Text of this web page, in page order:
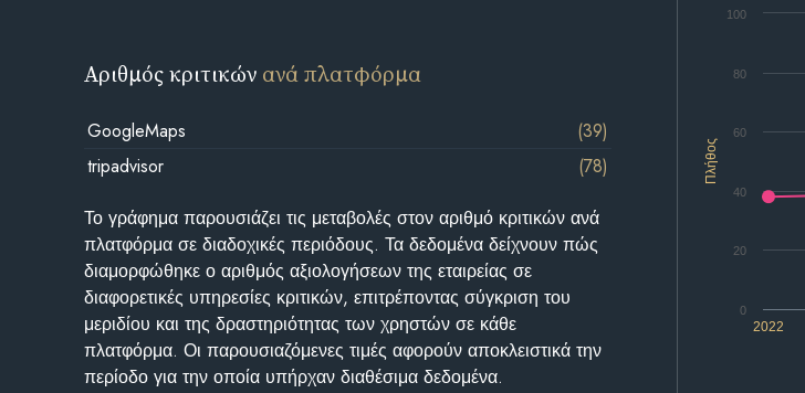
Πλήθος
2022
20
40
60
80
0
100
Αριθμός κριτικών ανά πλατφόρμα
GoogleMaps
(39)
tripadvisor
(78)
Το γράφημα παρουσιάζει τις μεταβολές στον αριθμό κριτικών ανά
πλατφόρμα σε διαδοχικές περιόδους. Τα δεδομένα δείχνουν πώς
διαμορφώθηκε ο αριθμός αξιολογήσεων της εταιρείας σε
διαφορετικές υπηρεσίες κριτικών, επιτρέποντας σύγκριση του
μεριδίου και της δραστηριότητας των χρηστών σε κάθε
πλατφόρμα. Οι παρουσιαζόμενες τιμές αφορούν αποκλειστικά την
περίοδο για την οποία υπήρχαν διαθέσιμα δεδομένα.